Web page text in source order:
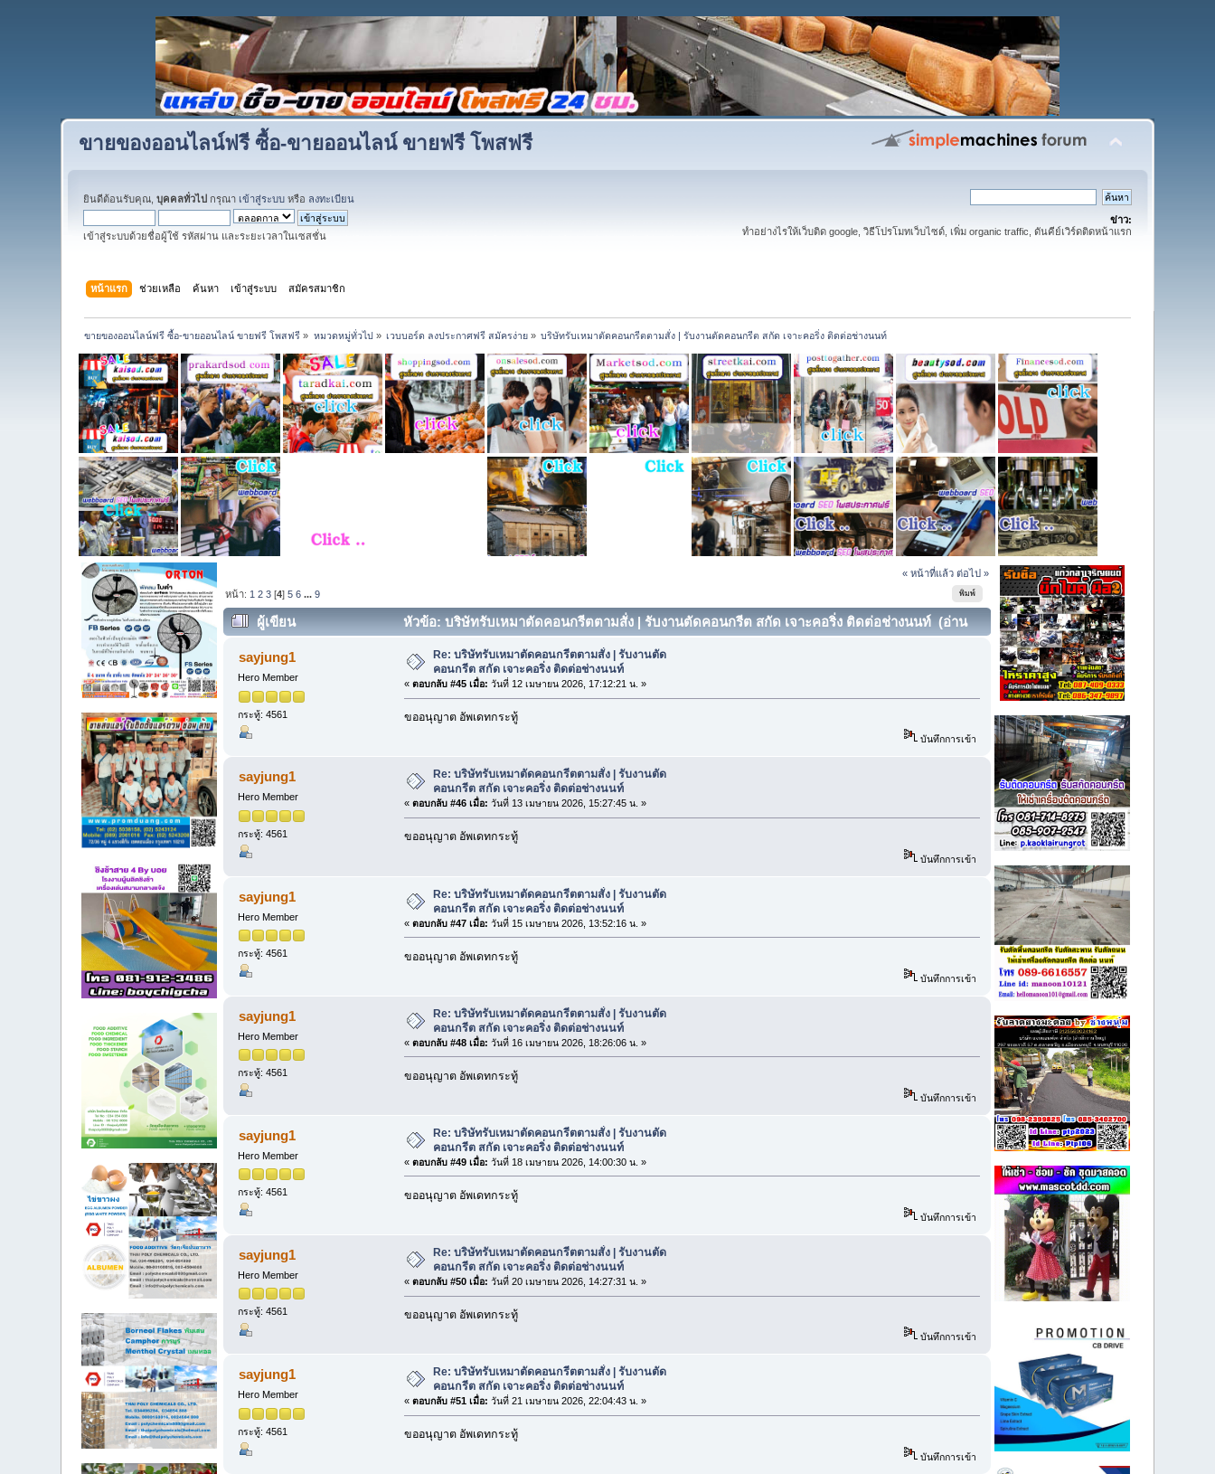
ขายของออนไลน์ฟรี ซื้อ-ขายออนไลน์ ขายฟรี โพสฟรี
ยินดีต้อนรับคุณ,บุคคลทั่วไป กรุณา เข้าสู่ระบบ หรือ ลงทะเบียน
เข้าสู่ระบบด้วยชื่อผู้ใช้ รหัสผ่าน และระยะเวลาในเซสชั่น
ข่าว:
ทำอย่างไรให้เว็บติด google, วิธีโปรโมทเว็บไซด์, เพิ่ม organic traffic, ดันคีย์เวิร์ดติดหน้าแรก
หน้าแรก ช่วยเหลือ ค้นหา เข้าสู่ระบบ สมัครสมาชิก
ขายของออนไลน์ฟรี ซื้อ-ขายออนไลน์ ขายฟรี โพสฟรี » หมวดหมู่ทั่วไป» เวบบอร์ด ลงประกาศฟรี สมัครง่าย » บริษัทรับเหมาตัดคอนกรีตตามสั่ง | รับงานตัดคอนกรีต สกัด เจาะคอริ่ง ติดต่อช่างนนท์
« หน้าที่แล้ว ต่อไป »
พิมพ์
หน้า: 1 2 3 [4]5 6 ...9
ผู้เขียน
หัวข้อ: บริษัทรับเหมาตัดคอนกรีตตามสั่ง | รับงานตัดคอนกรีต สกัด เจาะคอริ่ง ติดต่อช่างนนท์ (อ่าน
1196 ครั้ง)
sayjung1
Hero Member
กระทู้: 4561
Re: บริษัทรับเหมาตัดคอนกรีตตามสั่ง | รับงานตัด
คอนกรีต สกัด เจาะคอริ่ง ติดต่อช่างนนท์
« ตอบกลับ #45 เมื่อ: วันที่ 12 เมษายน 2026, 17:12:21 น. »
ขออนุญาต อัพเดทกระทู้
บันทึกการเข้า
sayjung1
Hero Member
กระทู้: 4561
Re: บริษัทรับเหมาตัดคอนกรีตตามสั่ง | รับงานตัด
คอนกรีต สกัด เจาะคอริ่ง ติดต่อช่างนนท์
« ตอบกลับ #46 เมื่อ: วันที่ 13 เมษายน 2026, 15:27:45 น. »
ขออนุญาต อัพเดทกระทู้
บันทึกการเข้า
sayjung1
Hero Member
กระทู้: 4561
Re: บริษัทรับเหมาตัดคอนกรีตตามสั่ง | รับงานตัด
คอนกรีต สกัด เจาะคอริ่ง ติดต่อช่างนนท์
« ตอบกลับ #47 เมื่อ: วันที่ 15 เมษายน 2026, 13:52:16 น. »
ขออนุญาต อัพเดทกระทู้
บันทึกการเข้า
sayjung1
Hero Member
กระทู้: 4561
Re: บริษัทรับเหมาตัดคอนกรีตตามสั่ง | รับงานตัด
คอนกรีต สกัด เจาะคอริ่ง ติดต่อช่างนนท์
« ตอบกลับ #48 เมื่อ: วันที่ 16 เมษายน 2026, 18:26:06 น. »
ขออนุญาต อัพเดทกระทู้
บันทึกการเข้า
sayjung1
Hero Member
กระทู้: 4561
Re: บริษัทรับเหมาตัดคอนกรีตตามสั่ง | รับงานตัด
คอนกรีต สกัด เจาะคอริ่ง ติดต่อช่างนนท์
« ตอบกลับ #49 เมื่อ: วันที่ 18 เมษายน 2026, 14:00:30 น. »
ขออนุญาต อัพเดทกระทู้
บันทึกการเข้า
sayjung1
Hero Member
กระทู้: 4561
Re: บริษัทรับเหมาตัดคอนกรีตตามสั่ง | รับงานตัด
คอนกรีต สกัด เจาะคอริ่ง ติดต่อช่างนนท์
« ตอบกลับ #50 เมื่อ: วันที่ 20 เมษายน 2026, 14:27:31 น. »
ขออนุญาต อัพเดทกระทู้
บันทึกการเข้า
sayjung1
Hero Member
กระทู้: 4561
Re: บริษัทรับเหมาตัดคอนกรีตตามสั่ง | รับงานตัด
คอนกรีต สกัด เจาะคอริ่ง ติดต่อช่างนนท์
« ตอบกลับ #51 เมื่อ: วันที่ 21 เมษายน 2026, 22:04:43 น. »
ขออนุญาต อัพเดทกระทู้
บันทึกการเข้า